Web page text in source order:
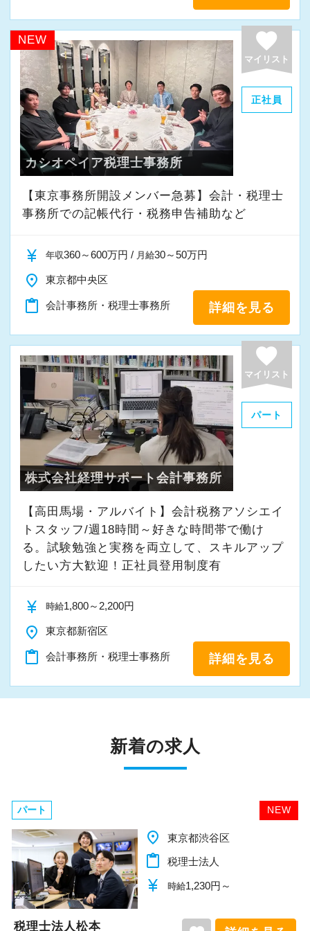
【少人数だからこその魅力が詰まった職場で
す】
人数が少ないからこそ、一人ひとりの顔が見え
る距離感で仕事ができると考えています。
経験が十分でなくてもかまいません。
お客様と誠実に向き合う姿勢さえあれば、着実
にステップアップできる環境をご用意していま
す。
『興味はあるけれど未経験で不安…』という方
も、どうぞ安心してご応募ください。
NEW favorite
マイリスト
正社員
カシオペイア税理士事務所
【東京事務所開設メンバー急募】会計・税理士
事務所での記帳代行・税務申告補助など
currency_yen 年収360～600万円 / 月給30～50万円
place 東京都中央区
content_paste 会計事務所・税理士事務所 詳細を見る
favorite
マイリスト
パート
株式会社経理サポート会計事務所
【高田馬場・アルバイト】会計税務アソシエイ
トスタッフ/週18時間～好きな時間帯で働け
る。試験勉強と実務を両立して、スキルアップ
したい方大歓迎！正社員登用制度有
currency_yen 時給1,800～2,200円
place 東京都新宿区
content_paste 会計事務所・税理士事務所 詳細を見る
新着の求人
NEW
パート
place 東京都渋谷区
content_paste 税理士法人
currency_yen 時給1,230円～
税理士法人松本